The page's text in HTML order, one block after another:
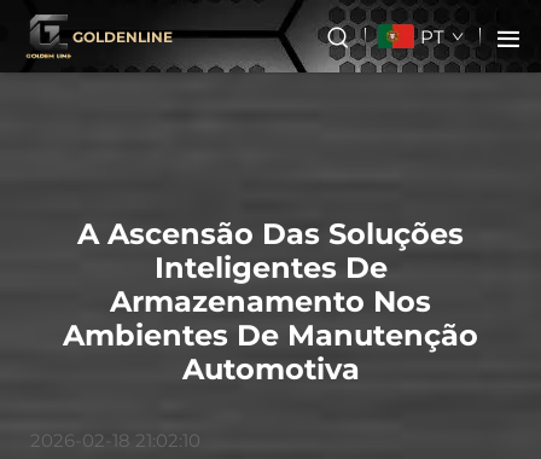
GOLDENLINE PT
A Ascensão Das Soluções
Inteligentes De
Armazenamento Nos
Ambientes De Manutenção
Automotiva
2026-02-18 21:02:10